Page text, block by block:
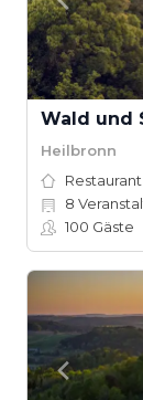
Wald und
Heilbronn
8
100 Gäste